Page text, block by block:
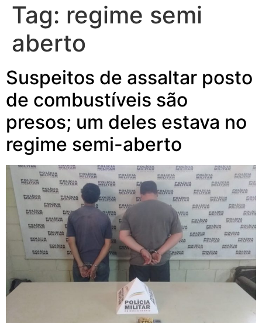
Tag: regime semi
aberto
Suspeitos de assaltar posto
de combustíveis são
presos; um deles estava no
regime semi-aberto